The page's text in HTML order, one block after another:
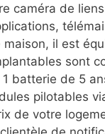
caméra de
maison, il est
sont
batterie de 5
pilotables
de votre